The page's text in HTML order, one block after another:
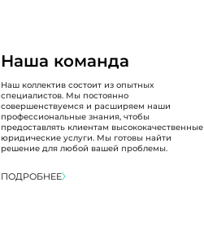
Наша команда
Наш коллектив состоит из опытных
специалистов. Мы постоянно
совершенствуемся и расширяем наши
профессиональные знания, чтобы
предоставлять клиентам высококачественные
юридические услуги. Мы готовы найти
решение для любой вашей проблемы.
ПОДРОБНЕЕ